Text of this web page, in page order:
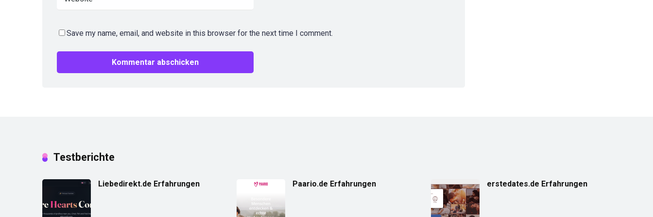
Save my name, email, and website in this browser for the next time I comment.
Testberichte
Liebedirekt.de Erfahrungen Paario.de Erfahrungen erstedates.de Erfahrungen